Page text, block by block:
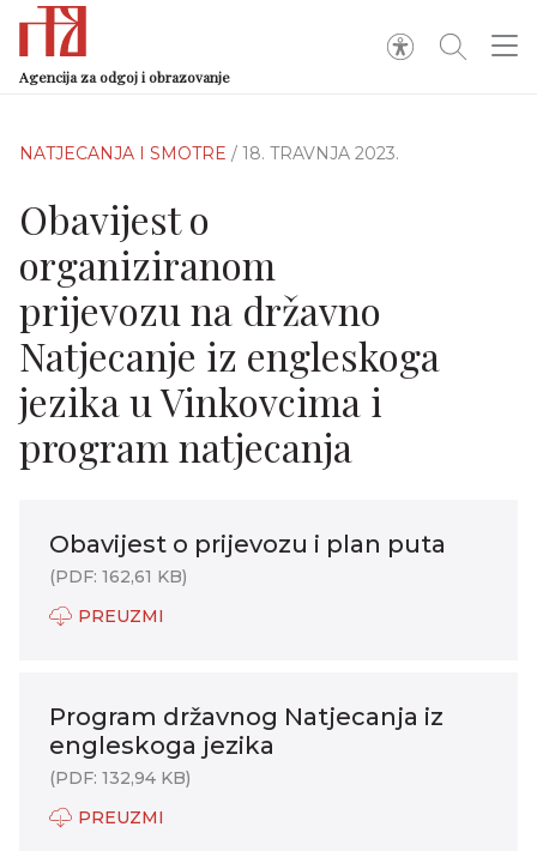
Agencija za odgoj i obrazovanje
NATJECANJA I SMOTRE / 18. TRAVNJA 2023.
Obavijest o
organiziranom
prijevozu na državno
Natjecanje iz engleskoga
jezika u Vinkovcima i
program natjecanja
Obavijest o prijevozu i plan puta
(PDF: 162,61 KB)
PREUZMI
Program državnog Natjecanja iz
engleskoga jezika
(PDF: 132,94 KB)
PREUZMI